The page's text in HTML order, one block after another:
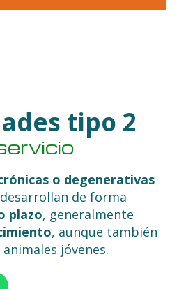
tipo 2
o degenerativas
de forma
plazo, generalmente
, aunque también
jóvenes.